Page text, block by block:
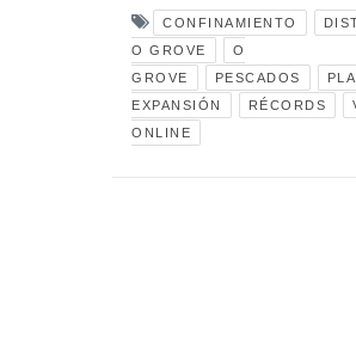
CONFINAMIENTO
O GROVE
O
GROVE
PESCADOS
EXPANSIÓN
RÉCORDS
ONLINE